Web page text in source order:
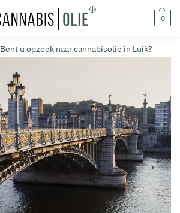
0
Bent u opzoek naar cannabisolie in Luik?